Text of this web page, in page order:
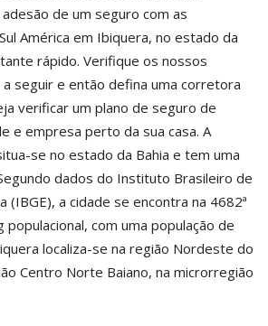
de um seguro com as
América em Ibiquera, no estado da
rápido. Verifique os nossos
seguir e então defina uma corretora
verificar um plano de seguro de
e empresa perto da sua casa. A
se no estado da Bahia e tem uma
dados do Instituto Brasileiro de
(IBGE), a cidade se encontra na 4682ª
populacional, com uma população de
localiza-se na região Nordeste do
Centro Norte Baiano, na microrregião